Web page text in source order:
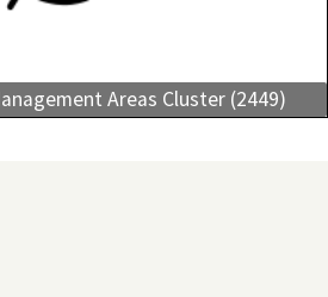
Areas Cluster (2449)